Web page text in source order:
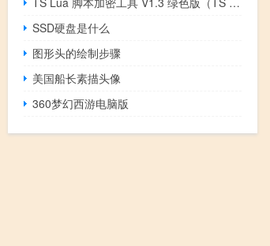
SSD硬盘是什么
图形头的绘制步骤
美国船长素描头像
360梦幻西游电脑版